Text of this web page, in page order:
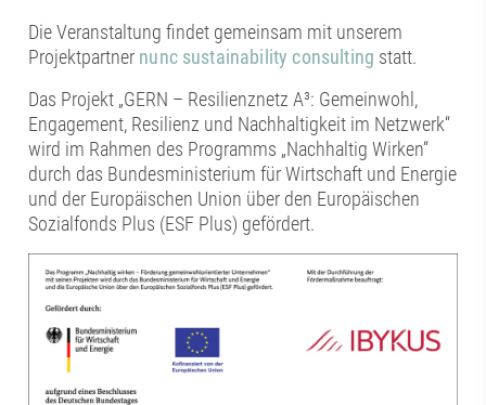
Die Veranstaltung findet gemeinsam mit unserem
Projektpartner nunc sustainability consulting statt.
Das Projekt „GERN – Resilienznetz A³: Gemeinwohl,
Engagement, Resilienz und Nachhaltigkeit im Netzwerk“
wird im Rahmen des Programms „Nachhaltig Wirken“
durch das Bundesministerium für Wirtschaft und Energie
und der Europäischen Union über den Europäischen
Sozialfonds Plus (ESF Plus) gefördert.